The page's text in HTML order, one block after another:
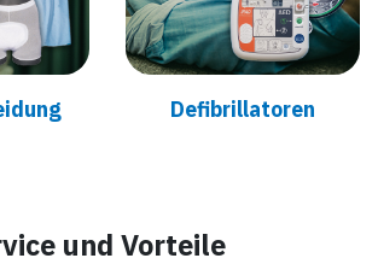
Defibrillatoren
und Vorteile